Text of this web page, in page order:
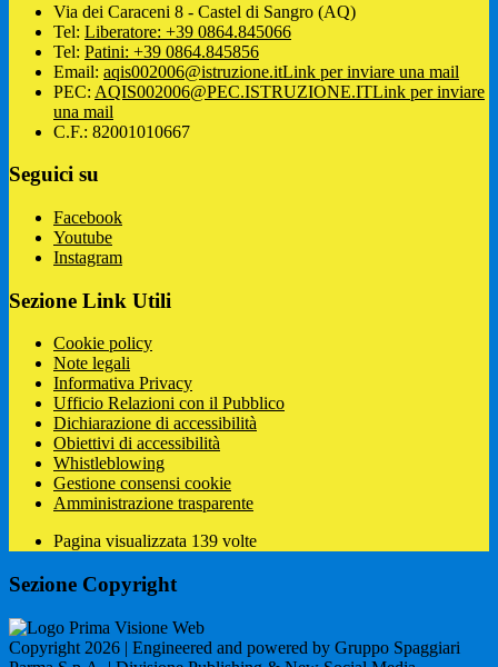
Via dei Caraceni 8 - Castel di Sangro (AQ)
Tel: Liberatore: +39 0864.845066
Tel: Patini: +39 0864.845856
Email: aqis002006@istruzione.itLink per inviare una mail
PEC: AQIS002006@PEC.ISTRUZIONE.ITLink per inviare
una mail
C.F.: 82001010667
Seguici su
Facebook
Youtube
Instagram
Sezione Link Utili
Cookie policy
Note legali
Informativa Privacy
Ufficio Relazioni con il Pubblico
Dichiarazione di accessibilità
Obiettivi di accessibilità
Whistleblowing
Gestione consensi cookie
Amministrazione trasparente
Pagina visualizzata 139 volte
Sezione Copyright
Copyright 2026 | Engineered and powered by Gruppo Spaggiari